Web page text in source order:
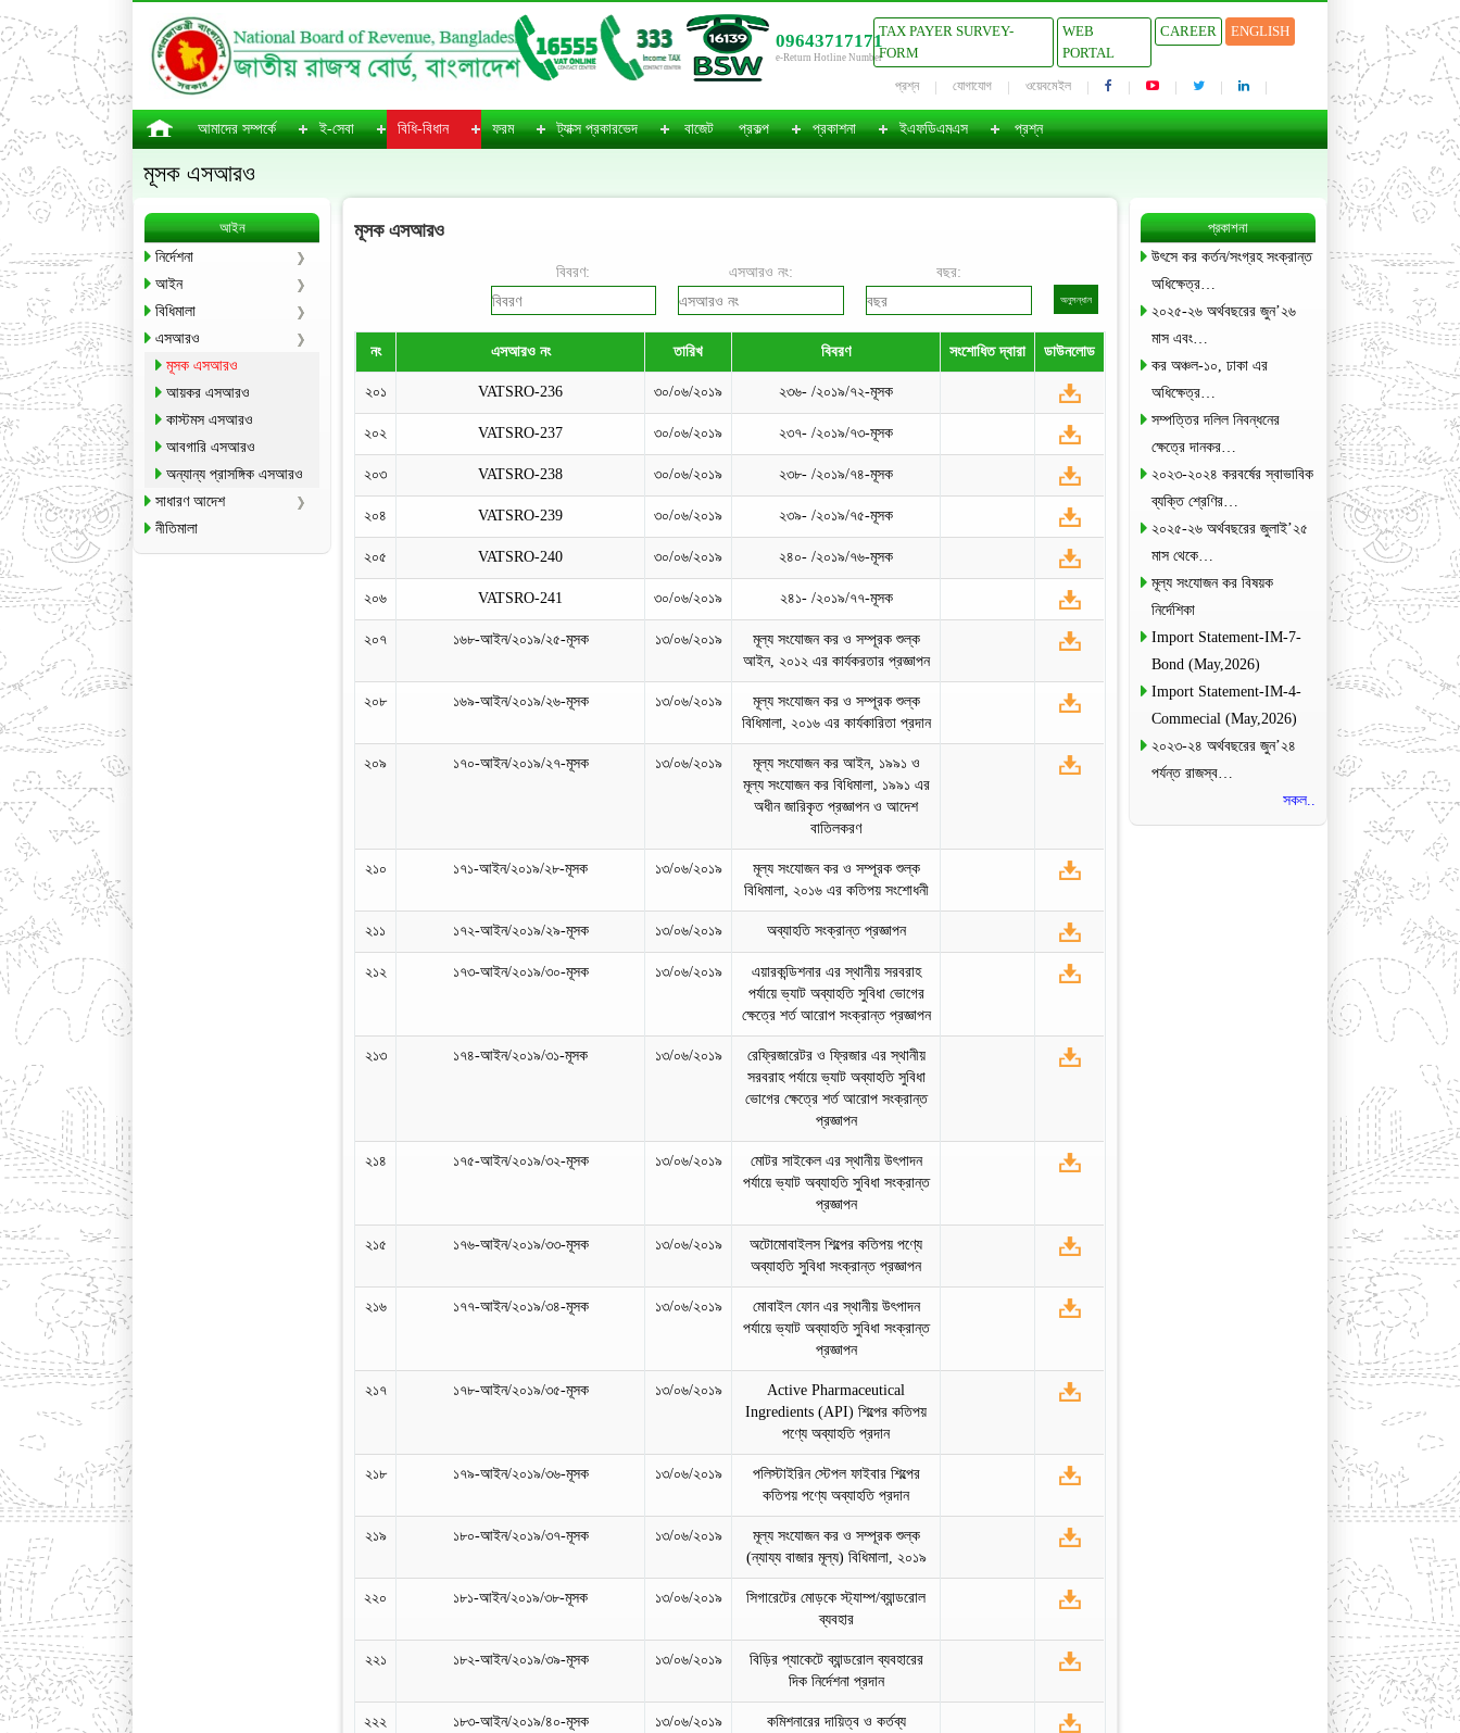
09643717171
e-Return Hotline Number
TAX PAYER SURVEY-
FORM
WEB
PORTAL
CAREER ENGLISH
প্রশ্ন যোগাযোগ ওয়েবমেইল
আমাদের সম্পর্কে ই-সেবা বিধি-বিধান ফরম ট্যাক্স প্রকারভেদ বাজেট প্রকল্প প্রকাশনা ইএফডিএমএস প্রশ্ন
মূসক এসআরও
আইন
নির্দেশনা
আইন
বিধিমালা
এসআরও
মূসক এসআরও
আয়কর এসআরও
কাস্টমস এসআরও
আবগারি এসআরও
অন্যান্য প্রাসঙ্গিক এসআরও
সাধারণ আদেশ
নীতিমালা
মূসক এসআরও
বিবরণ: এসআরও নং: বছর:
নং এসআরও নং তারিখ বিবরণ সংশোধিত দ্বারা ডাউনলোড
২০১ VATSRO-236 ৩০/০৬/২০১৯ ২৩৬- /২০১৯/৭২-মূসক
২০২ VATSRO-237 ৩০/০৬/২০১৯ ২৩৭- /২০১৯/৭৩-মূসক
২০৩ VATSRO-238 ৩০/০৬/২০১৯ ২৩৮- /২০১৯/৭৪-মূসক
২০৪ VATSRO-239 ৩০/০৬/২০১৯ ২৩৯- /২০১৯/৭৫-মূসক
২০৫ VATSRO-240 ৩০/০৬/২০১৯ ২৪০- /২০১৯/৭৬-মূসক
২০৬ VATSRO-241 ৩০/০৬/২০১৯ ২৪১- /২০১৯/৭৭-মূসক
২০৭ ১৬৮-আইন/২০১৯/২৫-মূসক ১৩/০৬/২০১৯
মূল্য সংযোজন কর ও সম্পূরক শুল্ক
আইন, ২০১২ এর কার্যকরতার প্রজ্ঞাপন
২০৮ ১৬৯-আইন/২০১৯/২৬-মূসক ১৩/০৬/২০১৯
মূল্য সংযোজন কর ও সম্পূরক শুল্ক
বিধিমালা, ২০১৬ এর কার্যকারিতা প্রদান
২০৯ ১৭০-আইন/২০১৯/২৭-মূসক ১৩/০৬/২০১৯
মূল্য সংযোজন কর আইন, ১৯৯১ ও
মূল্য সংযোজন কর বিধিমালা, ১৯৯১ এর
অধীন জারিকৃত প্রজ্ঞাপন ও আদেশ
বাতিলকরণ
২১০ ১৭১-আইন/২০১৯/২৮-মূসক ১৩/০৬/২০১৯
মূল্য সংযোজন কর ও সম্পূরক শুল্ক
বিধিমালা, ২০১৬ এর কতিপয় সংশোধনী
২১১ ১৭২-আইন/২০১৯/২৯-মূসক ১৩/০৬/২০১৯ অব্যাহতি সংক্রান্ত প্রজ্ঞাপন
২১২ ১৭৩-আইন/২০১৯/৩০-মূসক ১৩/০৬/২০১৯
এয়ারকন্ডিশনার এর স্থানীয় সরবরাহ
পর্যায়ে ভ্যাট অব্যাহতি সুবিধা ভোগের
ক্ষেত্রে শর্ত আরোপ সংক্রান্ত প্রজ্ঞাপন
২১৩ ১৭৪-আইন/২০১৯/৩১-মূসক ১৩/০৬/২০১৯
রেফ্রিজারেটর ও ফ্রিজার এর স্থানীয়
সরবরাহ পর্যায়ে ভ্যাট অব্যাহতি সুবিধা
ভোগের ক্ষেত্রে শর্ত আরোপ সংক্রান্ত
প্রজ্ঞাপন
২১৪ ১৭৫-আইন/২০১৯/৩২-মূসক ১৩/০৬/২০১৯
মোটর সাইকেল এর স্থানীয় উৎপাদন
পর্যায়ে ভ্যাট অব্যাহতি সুবিধা সংক্রান্ত
প্রজ্ঞাপন
২১৫ ১৭৬-আইন/২০১৯/৩৩-মূসক ১৩/০৬/২০১৯
অটোমোবাইলস শিল্পের কতিপয় পণ্যে
অব্যাহতি সুবিধা সংক্রান্ত প্রজ্ঞাপন
২১৬ ১৭৭-আইন/২০১৯/৩৪-মূসক ১৩/০৬/২০১৯
মোবাইল ফোন এর স্থানীয় উৎপাদন
পর্যায়ে ভ্যাট অব্যাহতি সুবিধা সংক্রান্ত
প্রজ্ঞাপন
২১৭ ১৭৮-আইন/২০১৯/৩৫-মূসক ১৩/০৬/২০১৯
Active Pharmaceutical
Ingredients (API) শিল্পের কতিপয়
পণ্যে অব্যাহতি প্রদান
২১৮ ১৭৯-আইন/২০১৯/৩৬-মূসক ১৩/০৬/২০১৯
পলিস্টাইরিন স্টেপল ফাইবার শিল্পের
কতিপয় পণ্যে অব্যাহতি প্রদান
২১৯ ১৮০-আইন/২০১৯/৩৭-মূসক ১৩/০৬/২০১৯
মূল্য সংযোজন কর ও সম্পূরক শুল্ক
(ন্যায্য বাজার মূল্য) বিধিমালা, ২০১৯
২২০ ১৮১-আইন/২০১৯/৩৮-মূসক ১৩/০৬/২০১৯
সিগারেটের মোড়কে স্ট্যাম্প/ব্যান্ডরোল
ব্যবহার
২২১ ১৮২-আইন/২০১৯/৩৯-মূসক ১৩/০৬/২০১৯
বিড়ির প্যাকেটে ব্যান্ডরোল ব্যবহারের
দিক নির্দেশনা প্রদান
২২২ ১৮৩-আইন/২০১৯/৪০-মূসক ১৩/০৬/২০১৯
কমিশনারের দায়িত্ব ও কর্তব্য
প্রকাশনা
উৎসে কর কর্তন/সংগ্রহ সংক্রান্ত
অধিক্ষেত্র…
২০২৫-২৬ অর্থবছরের জুন’২৬
মাস এবং…
কর অঞ্চল-১০, ঢাকা এর
অধিক্ষেত্র…
সম্পত্তির দলিল নিবন্ধনের
ক্ষেত্রে দানকর…
২০২৩-২০২৪ করবর্ষের স্বাভাবিক
ব্যক্তি শ্রেণির…
২০২৫-২৬ অর্থবছরের জুলাই’২৫
মাস থেকে…
মূল্য সংযোজন কর বিষয়ক
নির্দেশিকা
Import Statement-IM-7-
Bond (May,2026)
Import Statement-IM-4-
Commecial (May,2026)
২০২৩-২৪ অর্থবছরের জুন’২৪
পর্যন্ত রাজস্ব…
সকল..